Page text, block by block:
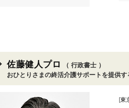
佐藤健人プロ
（ 行政書士 ）
おひとりさまの終活介護サポートを提供す
[東